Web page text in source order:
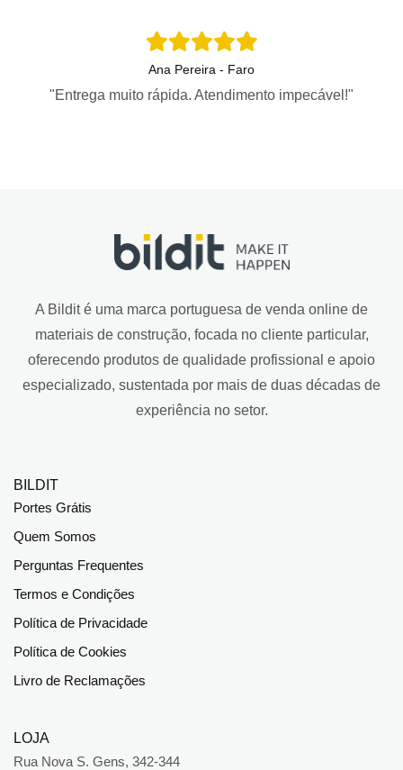
Ana Pereira - Faro
"Entrega muito rápida. Atendimento impecável!"
A Bildit é uma marca portuguesa de venda online de
materiais de construção, focada no cliente particular,
oferecendo produtos de qualidade profissional e apoio
especializado, sustentada por mais de duas décadas de
experiência no setor.
BILDIT
Portes Grátis
Quem Somos
Perguntas Frequentes
Termos e Condições
Política de Privacidade
Política de Cookies
Livro de Reclamações
LOJA
Rua Nova S. Gens, 342-344